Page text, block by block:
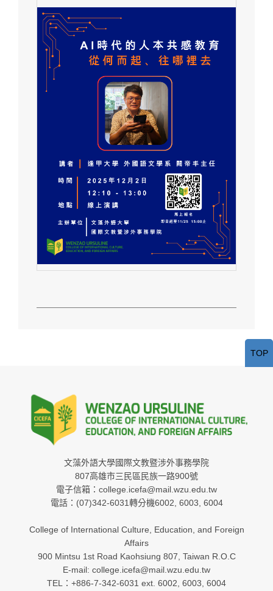
文藻外語大學國際文教暨涉外事務學院
807高雄市三民區民族一路900號
電子信箱：college.icefa@mail.wzu.edu.tw
電話：(07)342-6031轉分機6002, 6003, 6004
College of International Culture, Education, and Foreign
Affairs
900 Mintsu 1st Road Kaohsiung 807, Taiwan R.O.C
E-mail: college.icefa@mail.wzu.edu.tw
TEL：+886-7-342-6031 ext. 6002, 6003, 6004
TOP